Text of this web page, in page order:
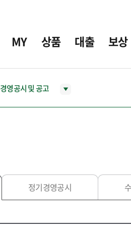
MY 상품 대출 보상
경영공시 및 공고
정기경영공시